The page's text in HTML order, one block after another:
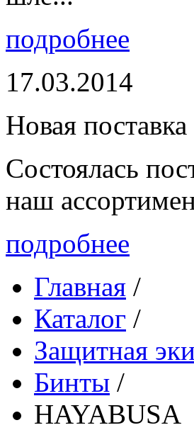
подробнее
17.03.2014
Новая
Состоялась
наш
подробнее
Главная /
Каталог /
Защитная
Бинты /
HAYABUSA